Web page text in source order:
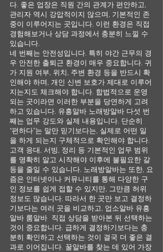
다. 좋은 업장은 직원 간의 관계가 편안하고,
관리자 역시 강압적이지 않으며, 기본적인 존
중이 이루어지는 곳입니다. 이런 환경은 직접
경험해보거나 상담 과정에서 충분히 느낄 수
있습니다.
네 번째는 안전성입니다. 특히 야간 근무의 경
우 안전한 출퇴근 환경이 매우 중요합니다. 귀
가 지원 여부, 위치, 주변 환경 등을 반드시 확
인해야 하며, 개인 신변 보호가 제대로 이루어
지는지도 체크해야 합니다. 합법적으로 운영
되는 곳이라면 이러한 부분을 당연하게 고려
하고 있습니다. 유흥알바 노래방알바 다섯 번
째는 업무 강도와 실제 내용입니다. 단순히
“편하다”는 말만 믿기보다는, 실제로 어떤 일
을 하게 되는지 구체적으로 확인해야 합니다.
고객 응대, 서빙, 정리 등 기본적인 업무 범위
를 명확히 알고 시작해야 이후에 불필요한 갈
등을 줄일 수 있습니다. 노래방알바는 또한, 요
즘은 인터넷이나 커뮤니티를 통해 다양한 구
인 정보를 쉽게 접할 수 있지만, 그만큼 허위
정보도 많습니다. 따라서 한 곳만 보고 결정하
기보다는 여러 곳을 비교하고, 업소알바 유흥
알바 룸알바 직접 상담을 받아본 뒤 선택하는
것이 중요합니다. 급하게 결정하기보다는 충
분히 확인하고 선택하는 것이 결국 더 좋은 결
과로 이어집니다. 꿀알바를 찾는 데 있어 가장